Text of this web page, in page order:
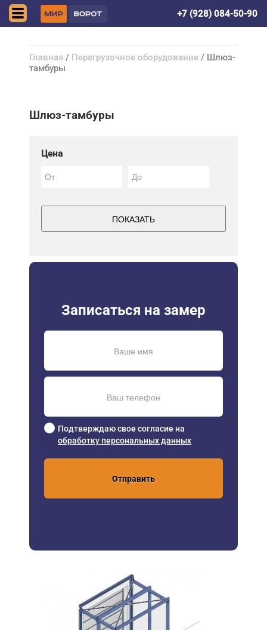
+7 (928) 084-50-90
Главная / Перегрузочное оборудование / Шлюз-
тамбуры
Шлюз-тамбуры
Цена
ПОКАЗАТЬ
Записаться на замер
Подтверждаю свое согласие на
обработку персональных данных
Отправить